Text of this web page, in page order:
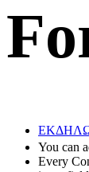
You can
Every